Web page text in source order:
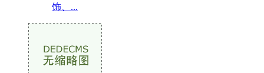
饰、...